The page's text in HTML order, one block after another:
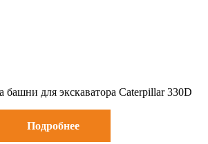
башни для экскаватора Caterpillar 330D
Подробнее